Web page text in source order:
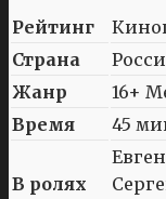
Рейтинг
Страна
Жанр
16+
Время
45
В ролях